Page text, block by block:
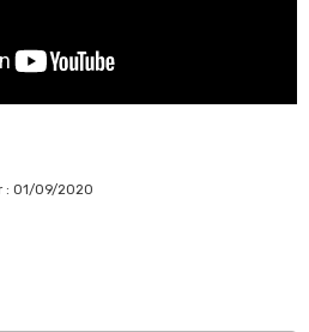
: 01/09/2020